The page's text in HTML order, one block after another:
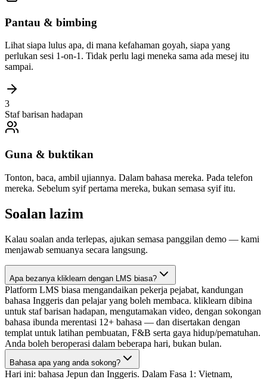
Pantau & bimbing
Lihat siapa lulus apa, di mana kefahaman goyah, siapa yang
perlukan sesi 1-on-1. Tidak perlu lagi meneka sama ada mesej itu
sampai.
3
Staf barisan hadapan
Guna & buktikan
Tonton, baca, ambil ujiannya. Dalam bahasa mereka. Pada telefon
mereka. Sebelum syif pertama mereka, bukan semasa syif itu.
Soalan lazim
Kalau soalan anda terlepas, ajukan semasa panggilan demo — kami
menjawab semuanya secara langsung.
Apa bezanya kliklearn dengan LMS biasa?
Platform LMS biasa mengandaikan pekerja pejabat, kandungan
bahasa Inggeris dan pelajar yang boleh membaca. kliklearn dibina
untuk staf barisan hadapan, mengutamakan video, dengan sokongan
bahasa ibunda merentasi 12+ bahasa — dan disertakan dengan
templat untuk latihan pembuatan, F&B serta gaya hidup/pematuhan.
Anda boleh beroperasi dalam beberapa hari, bukan bulan.
Bahasa apa yang anda sokong?
Hari ini: bahasa Jepun dan Inggeris. Dalam Fasa 1: Vietnam,